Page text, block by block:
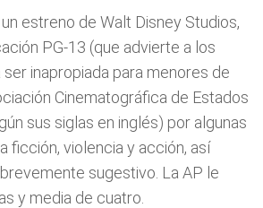
estreno de Walt Disney Studios,
PG-13 (que advierte a los
inapropiada para menores de
Cinematográfica de Estados
sus siglas en inglés) por algunas
ficción, violencia y acción, así
sugestivo. La AP le
y media de cuatro.